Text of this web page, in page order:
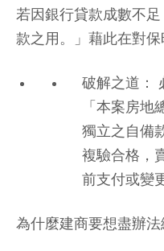
若因銀行貸款成數不
款之用。」藉此在對保
破解之道：
「本案房地
獨立之自備
複驗合格，
前支付或變
為什麼建商要想盡辦法